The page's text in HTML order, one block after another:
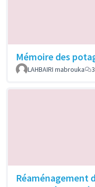
Mémoire des
LAHBAIRI mabrouka
3
Réaménagement